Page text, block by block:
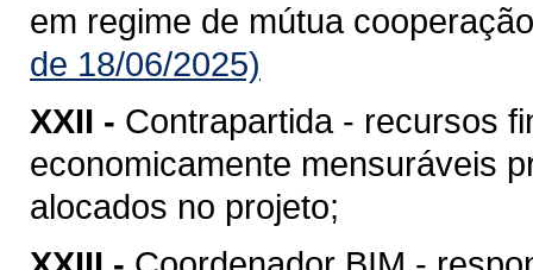
em regime de mútua
de 18/06/2025)
XXII - Contrapartida - recursos
economicamente mensuráveis
alocados no projeto;